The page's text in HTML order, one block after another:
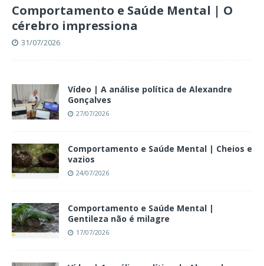
Comportamento e Saúde Mental | O
cérebro impressiona
31/07/2026
Vídeo | A análise política de Alexandre
Gonçalves
27/07/2026
Comportamento e Saúde Mental | Cheios e
vazios
24/07/2026
Comportamento e Saúde Mental |
Gentileza não é milagre
17/07/2026